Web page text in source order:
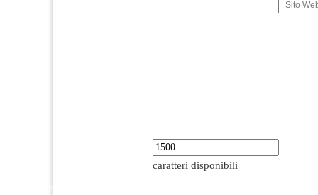
Sito
caratteri disponibili